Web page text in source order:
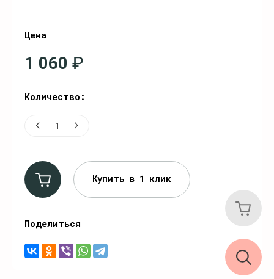
Цена
1 060 ₽
Количество:
Купить в 1 клик
Поделиться